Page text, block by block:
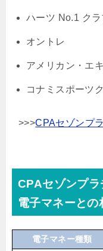
ハーツ No.1 ク
オントレ
アメリカン・エ
コナミスポーツ
>>>CPAセゾンプ
CPAセゾンプラ
電子マネーとの
電子マネー種類